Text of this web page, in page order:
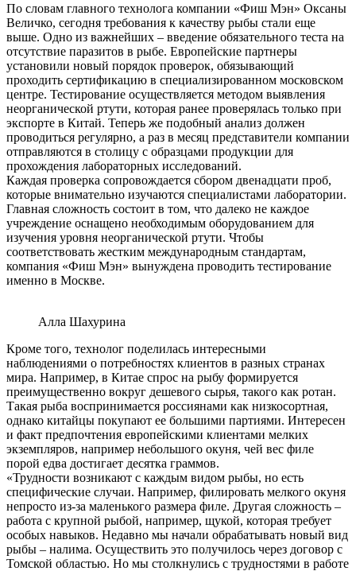
По словам главного технолога компании «Фиш Мэн» Оксаны
Величко, сегодня требования к качеству рыбы стали еще
выше. Одно из важнейших – введение обязательного теста на
отсутствие паразитов в рыбе. Европейские партнеры
установили новый порядок проверок, обязывающий
проходить сертификацию в специализированном московском
центре. Тестирование осуществляется методом выявления
неорганической ртути, которая ранее проверялась только при
экспорте в Китай. Теперь же подобный анализ должен
проводиться регулярно, а раз в месяц представители компании
отправляются в столицу с образцами продукции для
прохождения лабораторных исследований.
Каждая проверка сопровождается сбором двенадцати проб,
которые внимательно изучаются специалистами лаборатории.
Главная сложность состоит в том, что далеко не каждое
учреждение оснащено необходимым оборудованием для
изучения уровня неорганической ртути. Чтобы
соответствовать жестким международным стандартам,
компания «Фиш Мэн» вынуждена проводить тестирование
именно в Москве.
Алла Шахурина
Кроме того, технолог поделилась интересными
наблюдениями о потребностях клиентов в разных странах
мира. Например, в Китае спрос на рыбу формируется
преимущественно вокруг дешевого сырья, такого как ротан.
Такая рыба воспринимается россиянами как низкосортная,
однако китайцы покупают ее большими партиями. Интересен
и факт предпочтения европейскими клиентами мелких
экземпляров, например небольшого окуня, чей вес филе
порой едва достигает десятка граммов.
«Трудности возникают с каждым видом рыбы, но есть
специфические случаи. Например, филировать мелкого окуня
непросто из-за маленького размера филе. Другая сложность –
работа с крупной рыбой, например, щукой, которая требует
особых навыков. Недавно мы начали обрабатывать новый вид
рыбы – налима. Осуществить это получилось через договор с
Томской областью. Но мы столкнулись с трудностями в работе